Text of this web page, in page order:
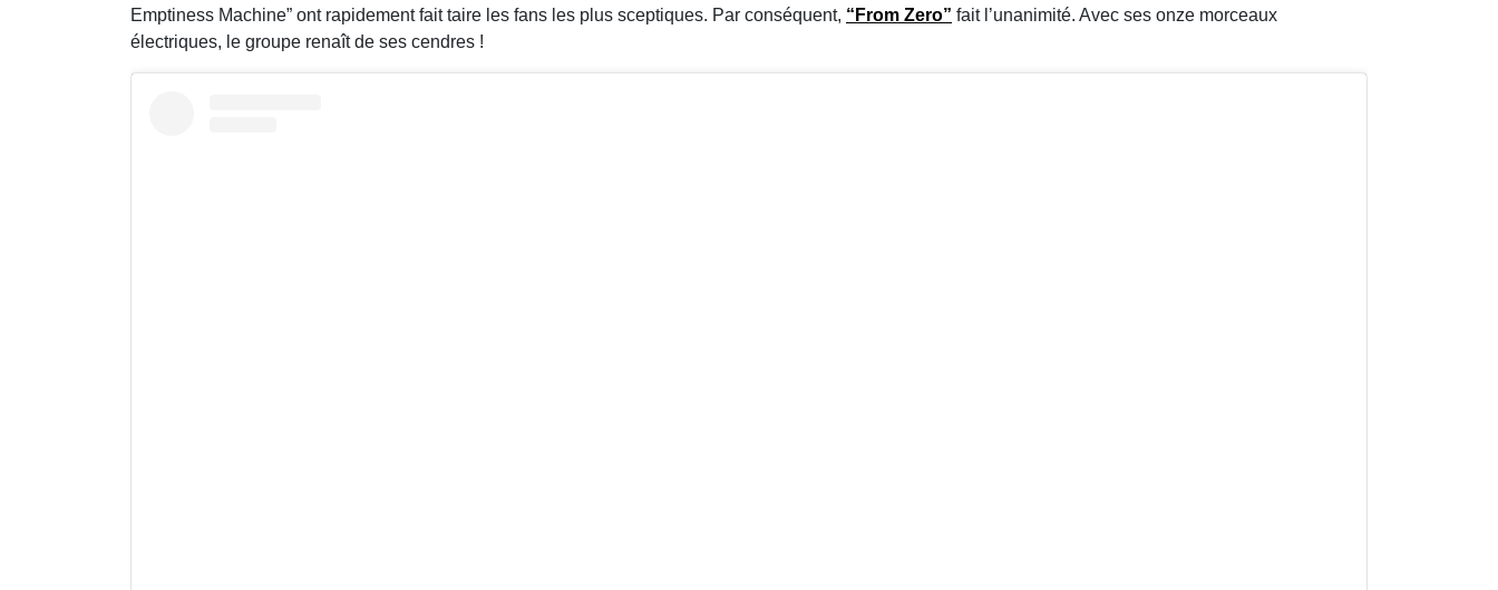
Emptiness Machine” ont rapidement fait taire les fans les plus sceptiques. Par conséquent, “From Zero” fait l’unanimité. Avec ses onze morceaux
électriques, le groupe renaît de ses cendres !